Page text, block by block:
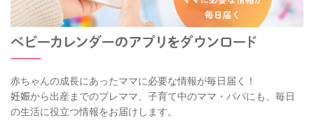
赤ちゃんの成長にあったママに必要な情報が毎日届く！
妊娠から出産までのプレママ、子育て中のママ・パパにも、毎日
の生活に役立つ情報をお届けします。